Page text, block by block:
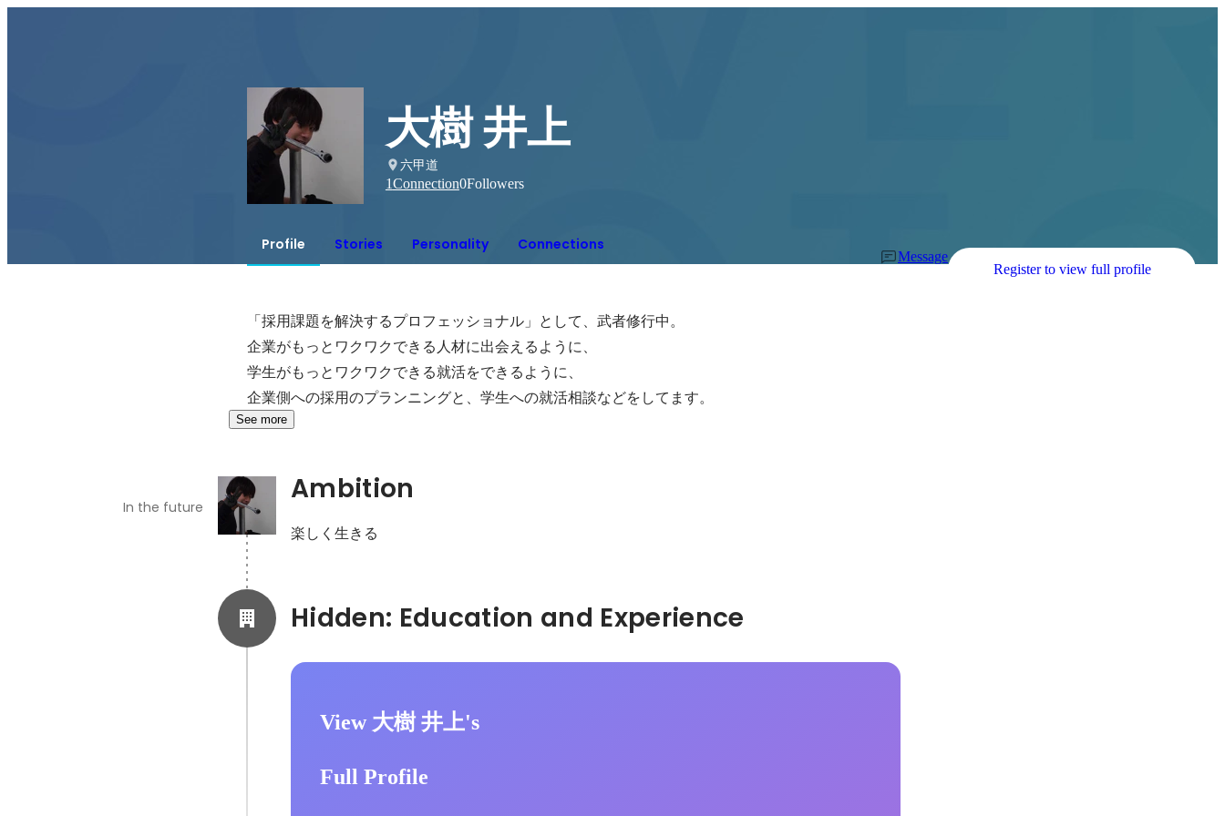
大樹 井上
六甲道
1Connection0Followers
Profile Stories Personality Connections
Message
Register to view full profile
「採用課題を解決するプロフェッショナル」として、武者修行中。
企業がもっとワクワクできる人材に出会えるように、
学生がもっとワクワクできる就活をできるように、
企業側への採用のプランニングと、学生への就活相談などをしてます。
See more
Ambition
In the future
楽しく生きる
View 大樹 井上's
Full Profile